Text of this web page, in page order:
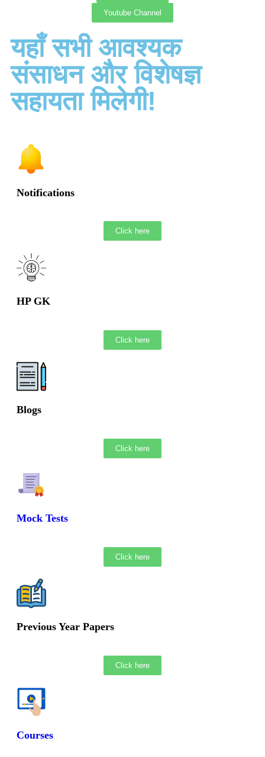
Youtube Channel
यहाँ सभी आवश्यक
संसाधन और विशेषज्ञ
सहायता मिलेगी!
Notifications
Click here
HP GK
Click here
Blogs
Click here
Mock Tests
Click here
Previous Year Papers
Click here
Courses